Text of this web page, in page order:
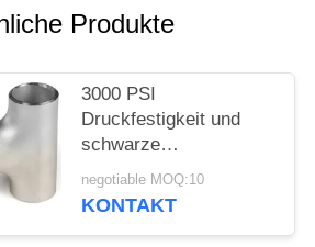
Produkte
3000 PSI
Druckfestigkeit und
schwarze
Beschichtung für
Hochdruckanwendungen
negotiable MOQ:10
KONTAKT